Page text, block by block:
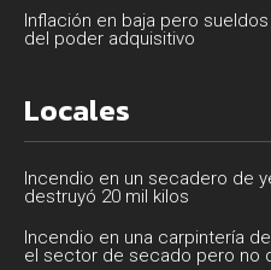
Inflación en baja pero
del poder adquisitivo
Locales
Incendio en un secadero de
destruyó 20 mil kilos
Incendio en una carpintería
el sector de secado pero no